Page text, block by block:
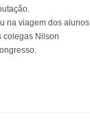
viagem dos alunos
colegas Nilson